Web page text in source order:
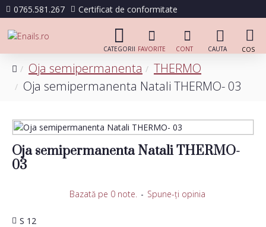
0765.581.267 Certificat de conformitate
Oja semipermanenta
THERMO
Oja semipermanenta Natali THERMO- 03
Oja semipermanenta Natali THERMO-
03
S 12
Bazată pe 0 note. - Spune-ţi opinia